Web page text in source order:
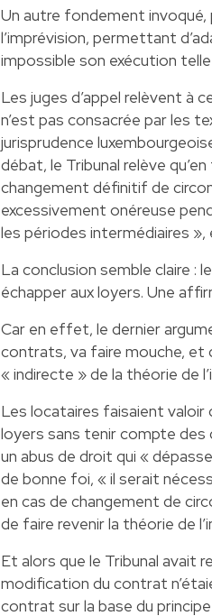
Un autre fondement
l’imprévision, permettant
impossible son exécution telle
Les juges d’appel relèvent
n’est pas consacrée par les
jurisprudence
débat, le Tribunal relève
changement définitif de
excessivement onéreuse
les périodes intermédiaires
La conclusion semble claire :
échapper aux loyers. Une
Car en effet, le dernier
contrats, va faire mouche, et
« indirecte » de la théorie de
Les locataires faisaient valoir
loyers sans tenir compte
un abus de droit qui «
de bonne foi, « il serait
en cas de changement de
de faire revenir la théorie de
Et alors que le Tribunal avait
modification du contrat
contrat sur la base du